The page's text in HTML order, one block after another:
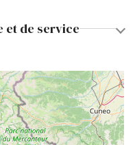
et de service